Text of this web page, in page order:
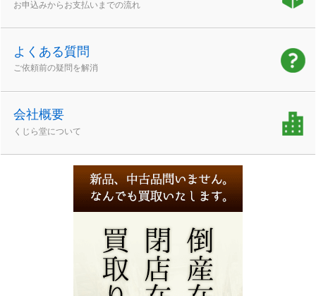
お申込みからお支払いまでの流れ
よくある質問
ご依頼前の疑問を解消
会社概要
くじら堂について